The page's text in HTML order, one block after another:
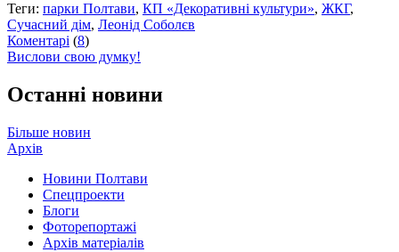
Теги: парки Полтави, КП «Декоративні культури», ЖКГ,
Сучасний дім, Леонід Соболєв
Коментарі (8)
Вислови свою думку!
Останні новини
Більше новин
Архів
Новини Полтави
Спецпроекти
Блоги
Фоторепортажі
Архів матеріалів